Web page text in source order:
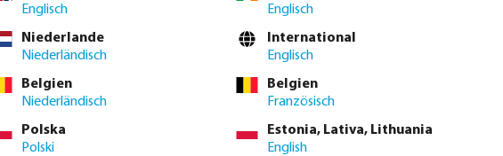
Englisch
Englisch
Niederlande
Niederländisch
International
Englisch
Belgien
Niederländisch
Belgien
Französisch
Polska
Polski
Estonia, Lativa, Lithuania
English